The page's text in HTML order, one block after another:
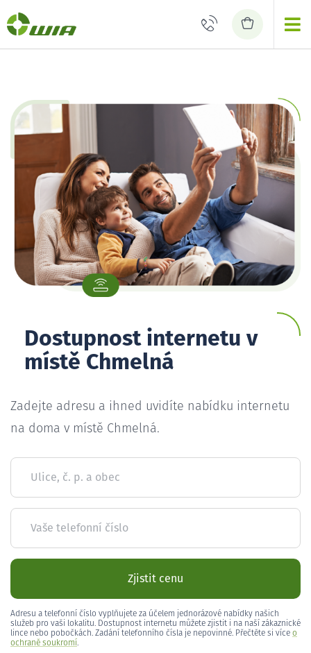
Dostupnost internetu v
místě Chmelná
Zadejte adresu a ihned uvidíte nabídku internetu
na doma v místě Chmelná.
Ulice, č. p. a obec
Vaše telefonní číslo
Zjistit cenu
Adresu a telefonní číslo vyplňujete za účelem jednorázové nabídky našich
služeb pro vaši lokalitu. Dostupnost internetu můžete zjistit i na naší zákaznické
lince nebo pobočkách. Zadání telefonního čísla je nepovinné. Přečtěte si více o
ochraně soukromí.